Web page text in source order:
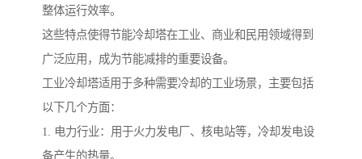
整体运行效率。
这些特点使得节能冷却塔在工业、商业和民用领域得到
广泛应用，成为节能减排的重要设备。
工业冷却塔适用于多种需要冷却的工业场景，主要包括
以下几个方面：
1. 电力行业：用于火力发电厂、核电站等，冷却发电设
备产生的热量。